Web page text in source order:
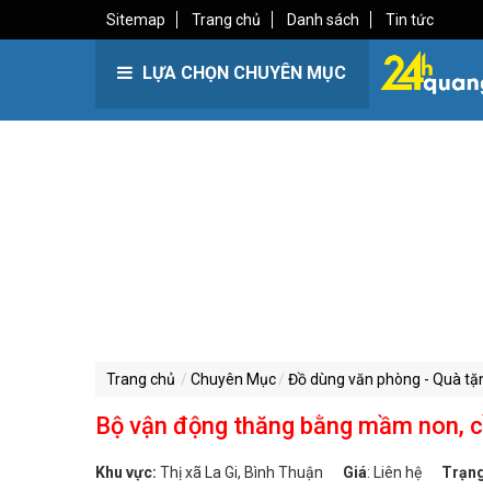
Sitemap Trang chủ Danh sách Tin tức
LỰA CHỌN CHUYÊN MỤC
Trang chủ Chuyên Mục Đồ dùng văn phòng - Quà
Bộ vận động thăng bằng mầm non,
Khu vực: Thị xã La Gi, Bình Thuận Giá: Liên hệ